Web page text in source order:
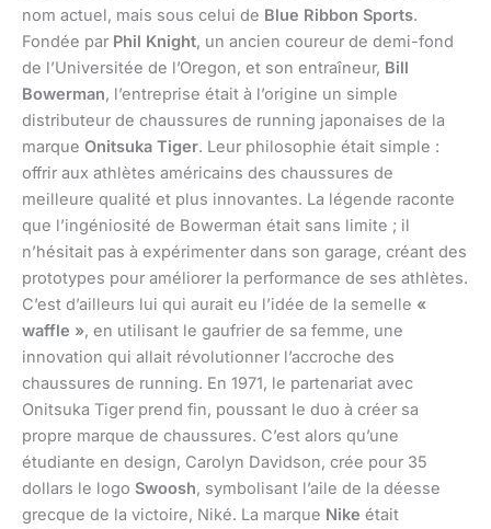
nom actuel, mais sous celui de Blue Ribbon Sports.
Fondée par Phil Knight, un ancien coureur de demi-fond
de l’Universitée de l’Oregon, et son entraîneur, Bill
Bowerman, l’entreprise était à l’origine un simple
distributeur de chaussures de running japonaises de la
marque Onitsuka Tiger. Leur philosophie était simple :
offrir aux athlètes américains des chaussures de
meilleure qualité et plus innovantes. La légende raconte
que l’ingéniosité de Bowerman était sans limite ; il
n’hésitait pas à expérimenter dans son garage, créant des
prototypes pour améliorer la performance de ses athlètes.
C’est d’ailleurs lui qui aurait eu l’idée de la semelle «
waffle », en utilisant le gaufrier de sa femme, une
innovation qui allait révolutionner l’accroche des
chaussures de running. En 1971, le partenariat avec
Onitsuka Tiger prend fin, poussant le duo à créer sa
propre marque de chaussures. C’est alors qu’une
étudiante en design, Carolyn Davidson, crée pour 35
dollars le logo Swoosh, symbolisant l’aile de la déesse
grecque de la victoire, Niké. La marque Nike était